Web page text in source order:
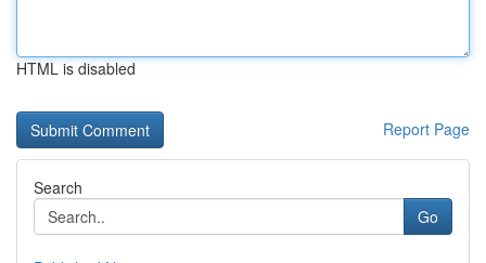
HTML is disabled
Report Page
Search
Go